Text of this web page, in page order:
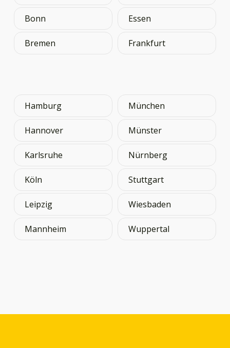
Bonn
Bremen
Essen
Frankfurt
Hamburg
Hannover
Karlsruhe
Köln
Leipzig
Mannheim
München
Münster
Nürnberg
Stuttgart
Wiesbaden
Wuppertal